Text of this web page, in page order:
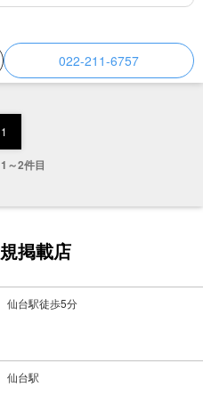
022-211-6757
1
2件目
掲載店
仙台駅徒歩5分
仙台駅